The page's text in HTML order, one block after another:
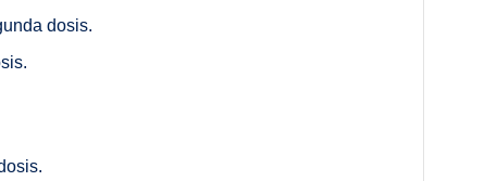
dosis.